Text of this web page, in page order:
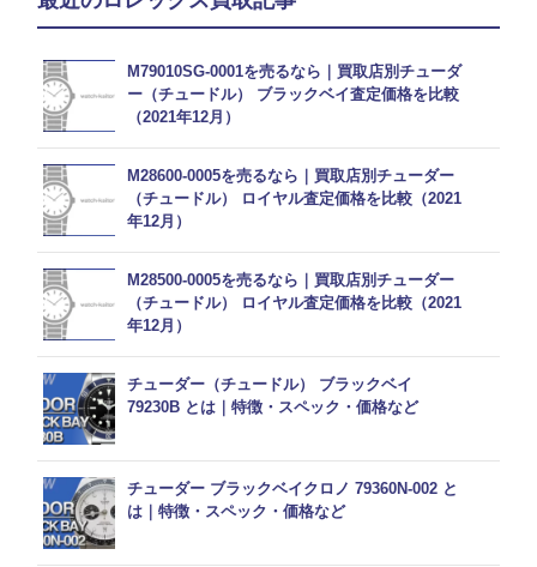
M79010SG-0001を売るなら｜買取店別チューダ
ー（チュードル） ブラックベイ査定価格を比較
（2021年12月）
M28600-0005を売るなら｜買取店別チューダー
（チュードル） ロイヤル査定価格を比較（2021
年12月）
M28500-0005を売るなら｜買取店別チューダー
（チュードル） ロイヤル査定価格を比較（2021
年12月）
チューダー（チュードル） ブラックベイ
79230B とは｜特徴・スペック・価格など
チューダー ブラックベイクロノ 79360N-002 と
は｜特徴・スペック・価格など